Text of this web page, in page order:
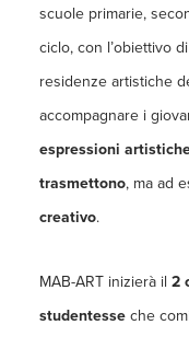
scuole primarie,
ciclo, con l’obiettivo
residenze artistiche
accompagnare i
espressioni
trasmettono, ma ad
creativo.
MAB-ART inizierà il 2
studentesseche